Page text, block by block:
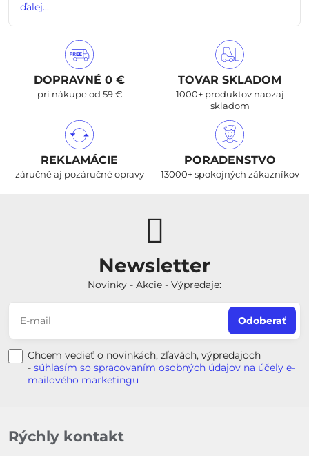
ďalej...
DOPRAVNÉ 0 €
pri nákupe od 59 €
TOVAR SKLADOM
1000+ produktov naozaj
skladom
REKLAMÁCIE
záručné aj pozáručné opravy
PORADENSTVO
13000+ spokojných zákazníkov
Newsletter
Novinky - Akcie - Výpredaje:
Odoberať
Chcem vedieť o novinkách, zľavách, výpredajoch
- súhlasím so spracovaním osobných údajov na účely e-
mailového marketingu
Rýchly kontakt